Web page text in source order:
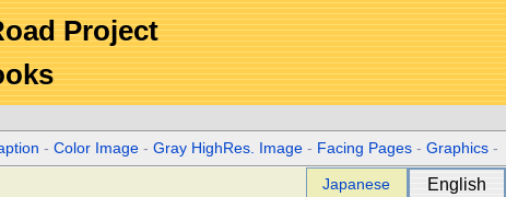
Project
-Color Image -Gray HighRes. Image - Facing Pages -Graphics -
Japanese English